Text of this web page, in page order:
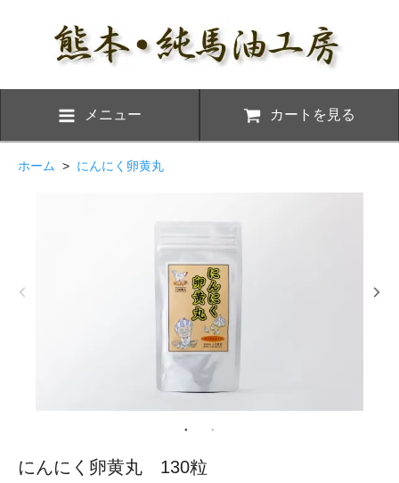
メニュー カートを見る
ホーム > にんにく卵黄丸
にんにく卵黄丸 130粒